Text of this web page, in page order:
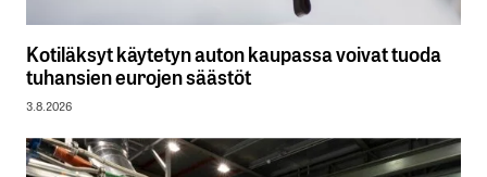
Kotiläksyt käytetyn auton kaupassa voivat tuoda
tuhansien eurojen säästöt
3.8.2026